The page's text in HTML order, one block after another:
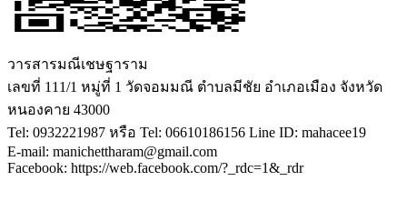
วารสารมณีเชษฐาราม
เลขที่ 111/1 หมู่ที่ 1 วัดจอมมณี ตำบลมีชัย อำเภอเมือง จังหวัด
หนองคาย 43000
Tel: 0932221987 หรือ Tel: 06610186156 Line ID: mahacee19
E-mail: manichettharam@gmail.com
Facebook: https://web.facebook.com/?_rdc=1&_rdr